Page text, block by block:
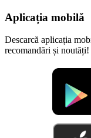
Aplicația mobilă
Descarcă aplicația
recomandări și noutăți!